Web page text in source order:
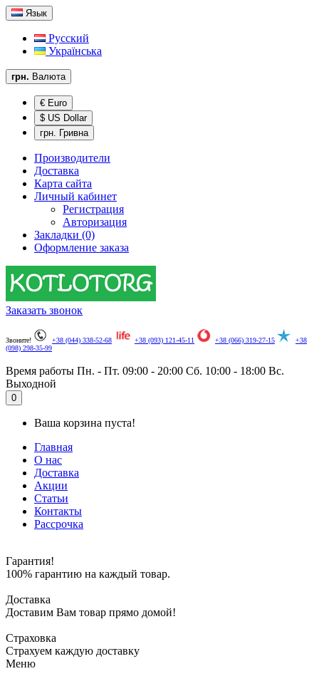
Язык
Русский
Українська
грн. Валюта
€ Euro
$ US Dollar
грн. Гривна
Производители
Доставка
Карта сайта
Личный кабинет
Регистрация
Авторизация
Закладки (0)
Оформление заказа
Заказать звонок
Звоните! +38 (044) 338-52-68 +38 (093) 121-45-11 +38 (066) 319-27-15
+38
(098) 298-35-99
Время работы Пн. - Пт. 09:00 - 20:00 Сб. 10:00 - 18:00 Вс.
Выходной
0
Ваша корзина пуста!
Главная
О нас
Доставка
Акции
Статьи
Контакты
Рассрочка
Гарантия!
100% гарантию на каждый товар.
Доставка
Доставим Вам товар прямо домой!
Страховка
Страхуем каждую доставку
Меню